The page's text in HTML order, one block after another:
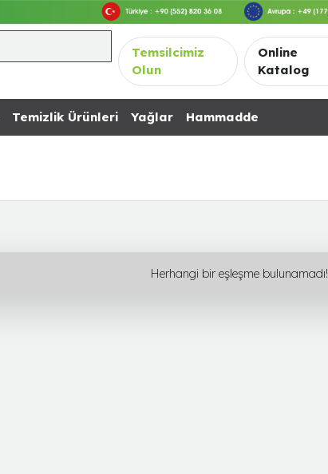
Temsilcimiz
Olun
Online
Katalog
Temizlik Ürünleri Yağlar Hammadde
Herhangi bir eşleşme bulunamadı!